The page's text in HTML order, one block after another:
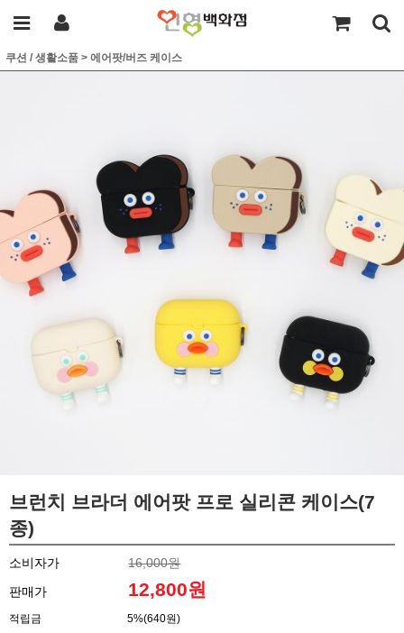
쿠션 / 생활소품 > 에어팟/버즈 케이스
브런치 브라더 에어팟 프로 실리콘 케이스(7
종)
소비자가
16,000원
판매가
12,800원
적립금 5%(640원)